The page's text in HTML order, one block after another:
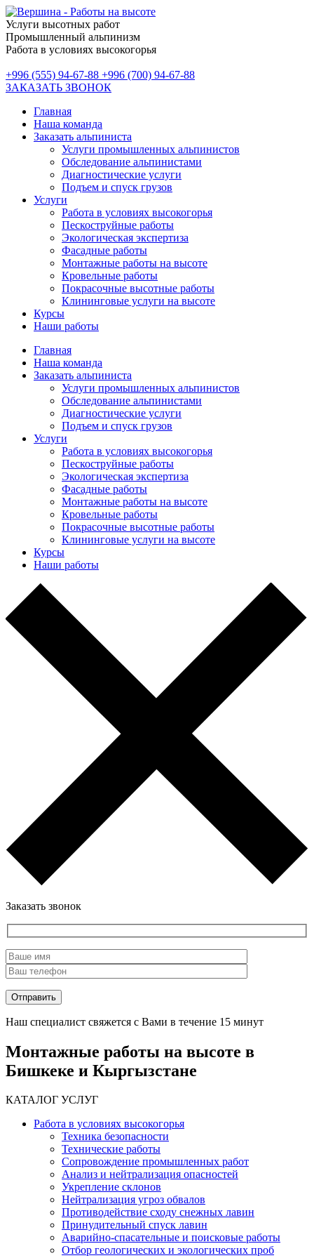
Услуги высотных работ
Промышленный альпинизм
Работа в условиях высокогорья
+996 (555) 94-67-88 +996 (700) 94-67-88
ЗАКАЗАТЬ ЗВОНОК
Главная
Наша команда
Заказать альпиниста
Услуги промышленных альпинистов
Обследование альпинистами
Диагностические услуги
Подъем и спуск грузов
Услуги
Работа в условиях высокогорья
Пескоструйные работы
Экологическая экспертиза
Фасадные работы
Монтажные работы на высоте
Кровельные работы
Покрасочные высотные работы
Клининговые услуги на высоте
Курсы
Наши работы
Главная
Наша команда
Заказать альпиниста
Услуги промышленных альпинистов
Обследование альпинистами
Диагностические услуги
Подъем и спуск грузов
Услуги
Работа в условиях высокогорья
Пескоструйные работы
Экологическая экспертиза
Фасадные работы
Монтажные работы на высоте
Кровельные работы
Покрасочные высотные работы
Клининговые услуги на высоте
Курсы
Наши работы
Заказать звонок
Наш специалист свяжется с Вами в течение 15 минут
Монтажные работы на высоте в
Бишкеке и Кыргызстане
КАТАЛОГ УСЛУГ
Работа в условиях высокогорья
Техника безопасности
Технические работы
Сопровождение промышленных работ
Анализ и нейтрализация опасностей
Укрепление склонов
Нейтрализация угроз обвалов
Противодействие сходу снежных лавин
Принудительный спуск лавин
Аварийно-спасательные и поисковые работы
Отбор геологических и экологических проб